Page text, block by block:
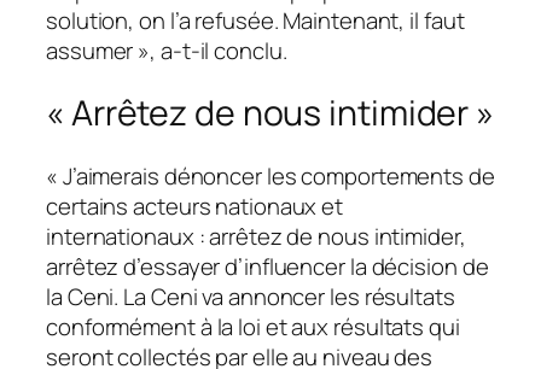
solution, on l’a refusée. Maintenant, il faut
assumer », a-t-il conclu.
« Arrêtez de nous intimider »
« J’aimerais dénoncer les comportements de
certains acteurs nationaux et
internationaux : arrêtez de nous intimider,
arrêtez d’essayer d’influencer la décision de
la Ceni. La Ceni va annoncer les résultats
conformément à la loi et aux résultats qui
seront collectés par elle au niveau des